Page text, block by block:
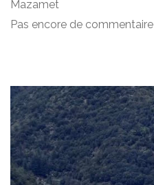
Mazamet
Pas encore de commentaire